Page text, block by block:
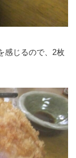
感じるので、2枚